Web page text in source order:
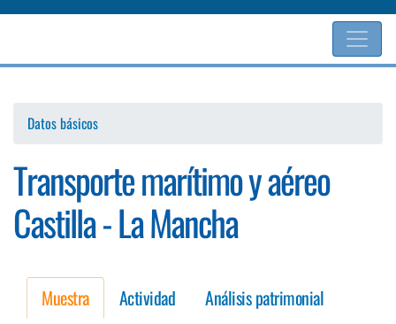
Pasar
contenido
Datos básicos
Transporte marítimo y aéreo
Castilla - La Mancha
Muestra Actividad
Análisis patrimonial